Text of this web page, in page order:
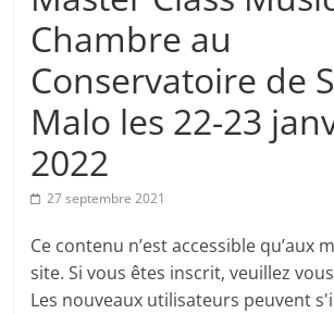
et
Artistique
en
Ille-
Chambre au
Conservatoire de
Malo les 22-23
2022
27 septembre 2021
Ce contenu n’est accessible qu’aux
site. Si vous êtes inscrit, veuillez
Les nouveaux utilisateurs peuvent